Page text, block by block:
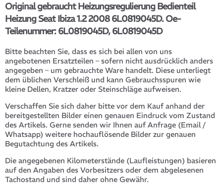
Original gebraucht Heizungsregulierung Bedienteil
Heizung Seat Ibiza 1.2 2008 6L0819045D. Oe-
Teilenummer: 6L0819045D, 6L0819045D
Bitte beachten Sie, dass es sich bei allen von uns
angebotenen Ersatzteilen – sofern nicht ausdrücklich anders
angegeben – um gebrauchte Ware handelt. Diese unterliegt
dem üblichen Verschleiß und kann Gebrauchsspuren wie
kleine Dellen, Kratzer oder Steinschläge aufweisen.
Verschaffen Sie sich daher bitte vor dem Kauf anhand der
bereitgestellten Bilder einen genauen Eindruck vom Zustand
des Artikels. Gerne senden wir Ihnen auf Anfrage (Email /
Whatsapp) weitere hochauflösende Bilder zur genauen
Begutachtung des Artikels.
Die angegebenen Kilometerstände (Laufleistungen) basieren
auf den Angaben des Vorbesitzers oder dem abgelesenen
Tachostand und sind daher ohne Gewähr.